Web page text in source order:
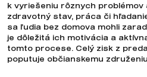
k vyriešeniu rôznych problémov
zdravotný stav, práca či
sa ľudia bez domova mohli
je dôležitá ich motivácia a
tomto procese. Celý zisk z
poputuje občianskemu